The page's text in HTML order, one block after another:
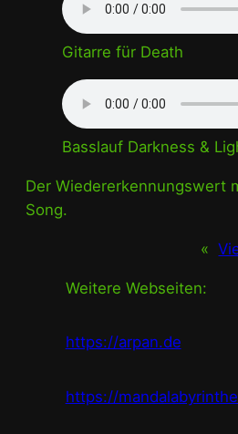
Gitarre für Death
Basslauf Darkness &
Der Wiedererkennungswert
Song.
«
Weitere Webseiten:
https://arpan.de
https://